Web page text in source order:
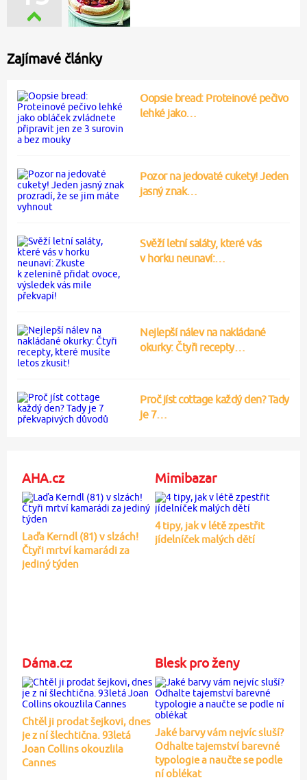
Zajímavé články
Oopsie bread: Proteinové pečivo
lehké jako…
Pozor na jedovaté cukety! Jeden
jasný znak…
Svěží letní saláty, které vás
v horku neunaví:…
Nejlepší nálev na nakládané
okurky: Čtyři recepty…
Proč jíst cottage každý den? Tady
je 7…
AHA.cz
Laďa Kerndl (81) v slzách!
Čtyři mrtví kamarádi za
jediný týden
Mimibazar
4 tipy, jak v létě zpestřit
jídelníček malých dětí
Dáma.cz
Chtěl ji prodat šejkovi, dnes
je z ní šlechtična. 93letá
Joan Collins okouzlila
Cannes
Blesk pro ženy
Jaké barvy vám nejvíc sluší?
Odhalte tajemství barevné
typologie a naučte se podle
ní oblékat